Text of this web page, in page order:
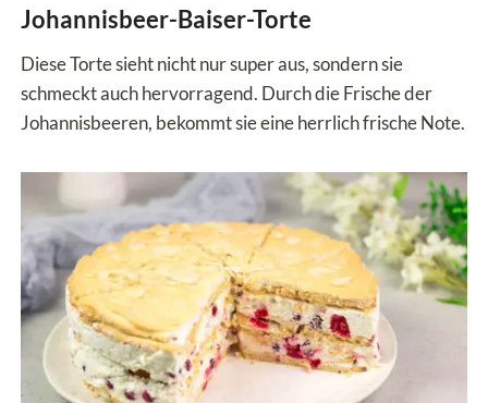
Johannisbeer-Baiser-Torte
Diese Torte sieht nicht nur super aus, sondern sie
schmeckt auch hervorragend. Durch die Frische der
Johannisbeeren, bekommt sie eine herrlich frische Note.